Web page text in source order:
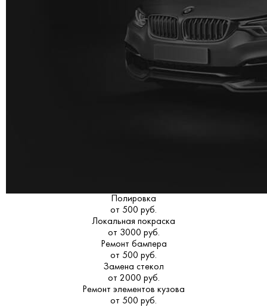
Полировка
от 500 руб.
Локальная покраска
от 3000 руб.
Ремонт бампера
от 500 руб.
Замена стекол
от 2000 руб.
Ремонт элементов кузова
от 500 руб.